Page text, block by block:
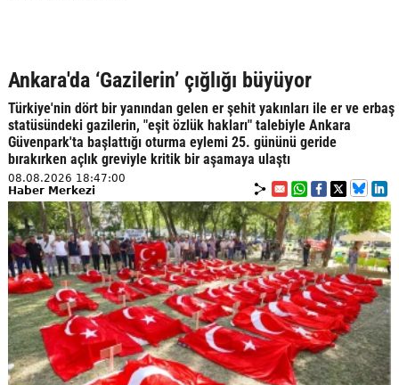
Ankara'da ‘Gazilerin’ çığlığı büyüyor
Türkiye'nin dört bir yanından gelen er şehit yakınları ile er ve erbaş
statüsündeki gazilerin, "eşit özlük hakları" talebiyle Ankara
Güvenpark'ta başlattığı oturma eylemi 25. gününü geride
bırakırken açlık greviyle kritik bir aşamaya ulaştı
08.08.2026 18:47:00
Haber Merkezi